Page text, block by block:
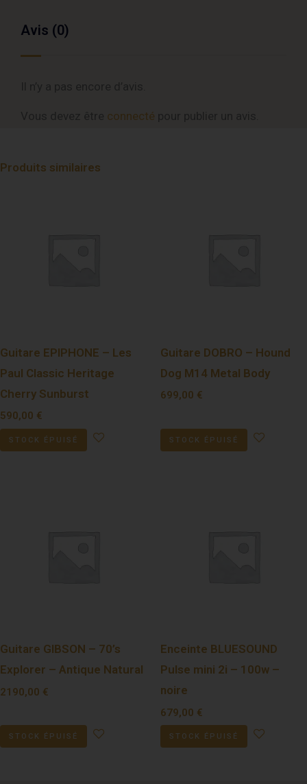
Avis (0)
connecté
Produits similaires
Guitare EPIPHONE – Les
Paul Classic Heritage
Cherry Sunburst
590,00 €
STOCK ÉPUISÉ
Guitare DOBRO – Hound
Dog M14 Metal Body
699,00 €
STOCK ÉPUISÉ
Guitare GIBSON – 70’s
Explorer – Antique Natural
2190,00 €
STOCK ÉPUISÉ
Enceinte BLUESOUND
Pulse mini 2i – 100w –
noire
679,00 €
STOCK ÉPUISÉ